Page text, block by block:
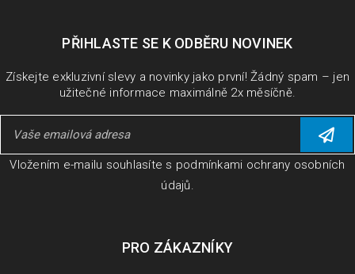
PŘIHLASTE SE K ODBĚRU NOVINEK
Získejte exkluzivní slevy a novinky jako první! Žádný spam – jen
užitečné informace maximálně 2x měsíčně.
Vložením e-mailu souhlasíte s podmínkami ochrany osobních
údajů.
PRO ZÁKAZNÍKY